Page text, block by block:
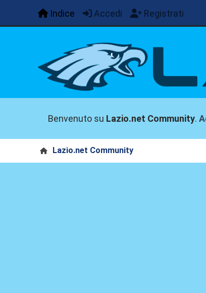
Indice Accedi Registrati
Benvenuto su Lazio.net Community.
Lazio.net Community